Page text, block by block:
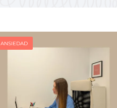
ANSIEDAD